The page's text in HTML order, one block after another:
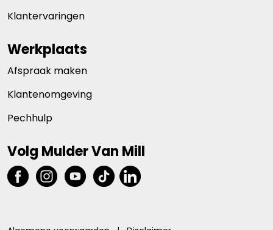
Klantervaringen
Werkplaats
Afspraak maken
Klantenomgeving
Pechhulp
Volg Mulder Van Mill